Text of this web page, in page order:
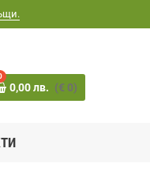
0,00 лв. (€ 0)